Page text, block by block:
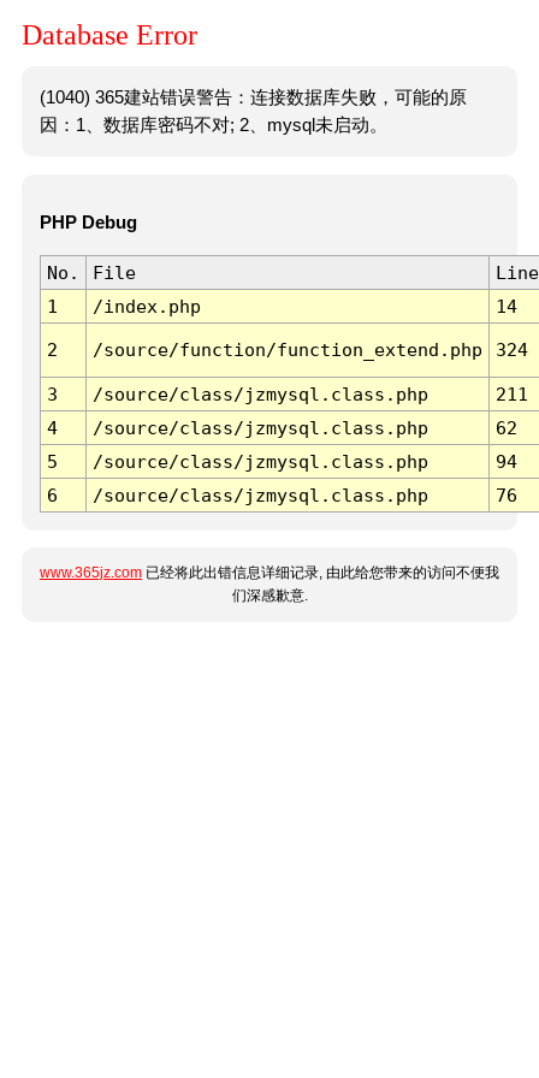
Database Error
(1040) 365建站错误警告：连接数据库失败，可能的原
因：1、数据库密码不对; 2、mysql未启动。
PHP Debug
No. File
Line
1
/index.php 14
2 /source/function/function_extend.php 324
3 /source/class/jzmysql.class.php
211
4
/source/class/jzmysql.class.php
62
5
/source/class/jzmysql.class.php
94
6
/source/class/jzmysql.class.php 76
www.365jz.com 已经将此出错信息详细记录, 由此给您带来的访问不便我
们深感歉意.